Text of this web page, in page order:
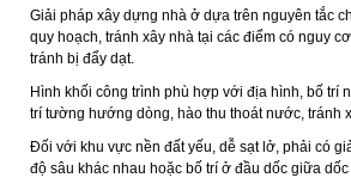
Giải pháp xây dựng nhà ở dựa trên nguyên tắc
quy hoạch, tránh xây nhà tại các điểm có nguy
tránh bị đẩy dạt.
Hình khối công trình phù hợp với địa hình, bố trí
trí tường hướng dòng, hào thu thoát nước, tránh
Đối với khu vực nền đất yếu, dễ sạt lở, phải có
độ sâu khác nhau hoặc bố trí ở đầu dốc giữa